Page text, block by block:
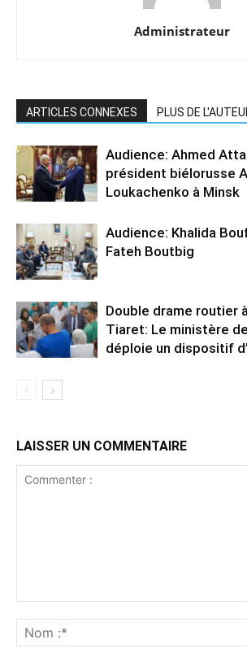
Administrateur
ARTICLES CONNEXES PLUS DE
Audience: Ahmed
président biélorusse
Loukachenko à Minsk
Audience: Khalida
Fateh Boutbig
Double drame routier
Tiaret: Le ministère
déploie un dispositif
LAISSER UN COMMENTAIRE